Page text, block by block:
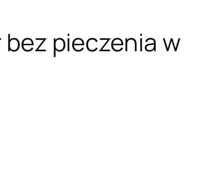
pieczenia w